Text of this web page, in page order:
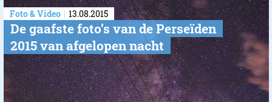
Foto & Video 13.08.2015
De gaafste foto’s van de Perseïden
2015 van afgelopen nacht